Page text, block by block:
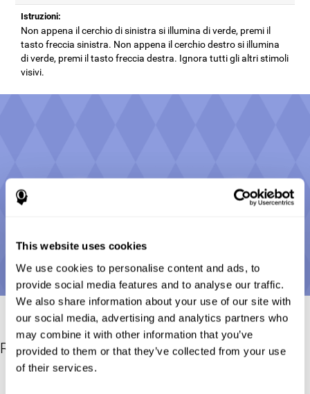
This website uses cookies
We use cookies to personalise content and ads, to
provide social media features and to analyse our traffic.
We also share information about your use of our site with
our social media, advertising and analytics partners who
may combine it with other information that you’ve
provided to them or that they’ve collected from your use
of their services.
Istruzioni:
Non appena il cerchio di sinistra si illumina di verde, premi il
tasto freccia sinistra. Non appena il cerchio destro si illumina
di verde, premi il tasto freccia destra. Ignora tutti gli altri stimoli
visivi.
Riferimenti